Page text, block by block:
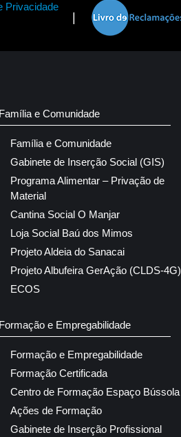
Privacidade
|
Família e Comunidade
Família e Comunidade
Gabinete de Inserção Social (GIS)
Programa Alimentar – Privação de
Material
Cantina Social O Manjar
Loja Social Baú dos Mimos
Projeto Aldeia do Sanacai
Projeto Albufeira GerAção (CLDS-4G)
ECOS
Formação e Empregabilidade
Formação e Empregabilidade
Formação Certificada
Centro de Formação Espaço Bússola
Ações de Formação
Gabinete de Inserção Profissional